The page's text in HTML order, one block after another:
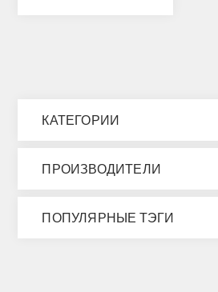
КАТЕГОРИИ
ПРОИЗВОДИТЕЛИ
ПОПУЛЯРНЫЕ ТЭГИ